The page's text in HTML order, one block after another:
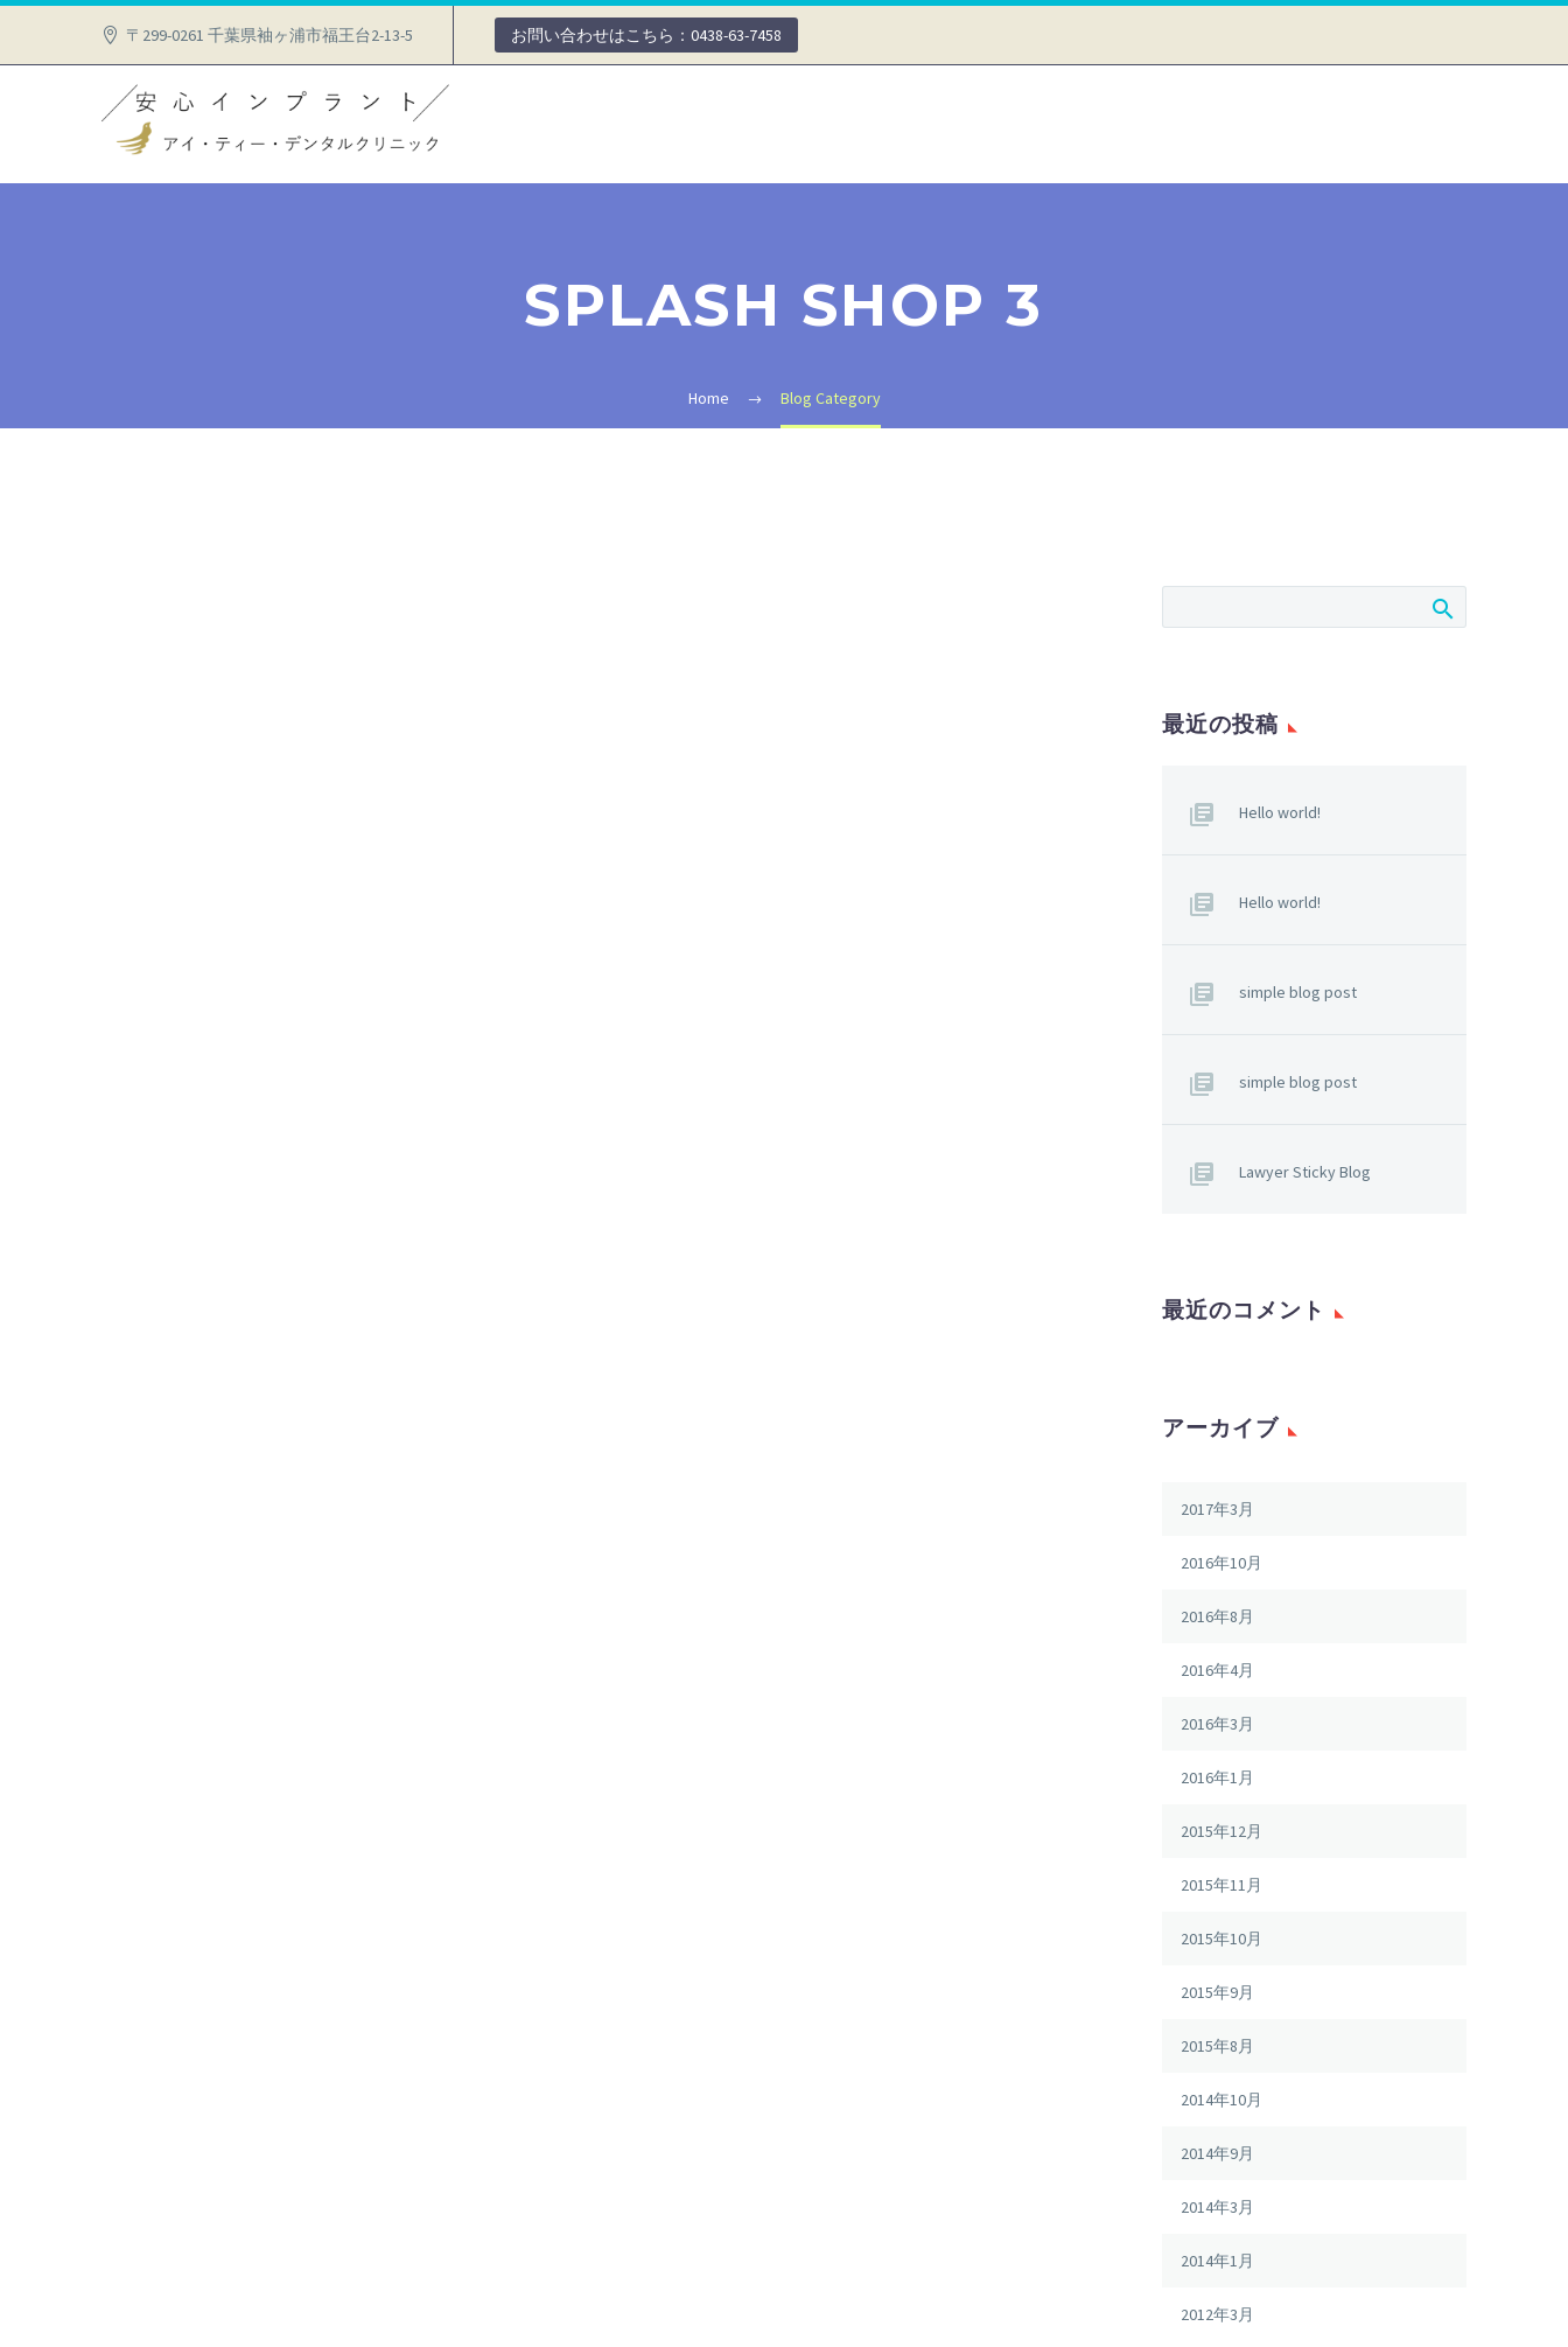
〒299-0261 千葉県袖ヶ浦市福王台2-13-5 お問い合わせはこちら：0438-63-7458
SPLASH SHOP 3
Home Blog Category
最近の投稿
Hello world!
Hello world!
simple blog post
simple blog post
Lawyer Sticky Blog
最近のコメント
アーカイブ
2017年3月
2016年10月
2016年8月
2016年4月
2016年3月
2016年1月
2015年12月
2015年11月
2015年10月
2015年9月
2015年8月
2014年10月
2014年9月
2014年3月
2014年1月
2012年3月